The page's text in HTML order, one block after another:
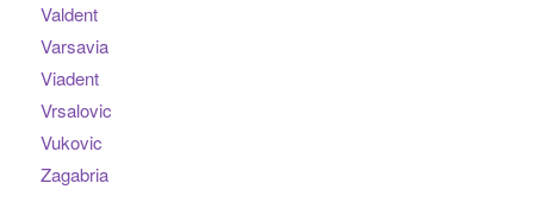
Valdent
Varsavia
Viadent
Vrsalovic
Vukovic
Zagabria